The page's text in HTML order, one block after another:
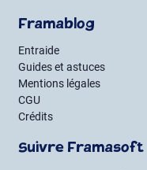
Framablog
Entraide
Guides et astuces
Mentions légales
CGU
Crédits
Suivre Framasoft